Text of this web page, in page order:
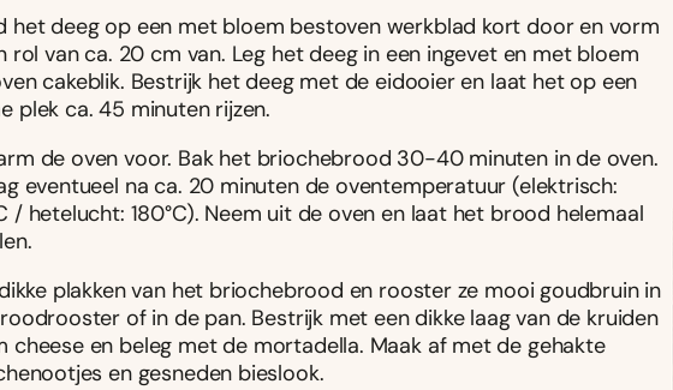
het deeg op een met bloem bestoven werkblad kort door en vorm
rol van ca. 20 cm van. Leg het deeg in een ingevet en met bloem
cakeblik. Bestrijk het deeg met de eidooier en laat het op een
plek ca. 45 minuten rijzen.
de oven voor. Bak het briochebrood 30-40 minuten in de oven.
eventueel na ca. 20 minuten de oventemperatuur (elektrisch:
/ hetelucht: 180°C). Neem uit de oven en laat het brood helemaal
plakken van het briochebrood en rooster ze mooi goudbruin in
of in de pan. Bestrijk met een dikke laag van de kruiden
cheese en beleg met de mortadella. Maak af met de gehakte
en gesneden bieslook.